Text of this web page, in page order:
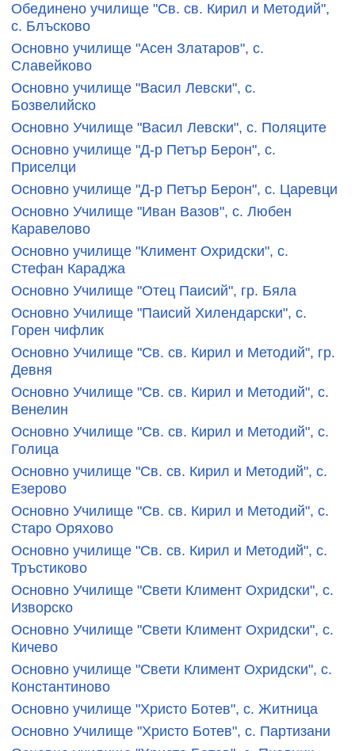
Обединено училище "Св. св. Кирил и Методий",
с. Блъсково
Основно училище "Асен Златаров", с.
Славейково
Основно училище "Васил Левски", с.
Бозвелийско
Основно Училище "Васил Левски", с. Поляците
Основно училище "Д-р Петър Берон", с.
Приселци
Основно училище "Д-р Петър Берон", с. Царевци
Основно Училище "Иван Вазов", с. Любен
Каравелово
Основно училище "Климент Охридски", с.
Стефан Караджа
Основно Училище "Отец Паисий", гр. Бяла
Основно Училище "Паисий Хилендарски", с.
Горен чифлик
Основно Училище "Св. св. Кирил и Методий", гр.
Девня
Основно Училище "Св. св. Кирил и Методий", с.
Венелин
Основно Училище "Св. св. Кирил и Методий", с.
Голица
Основно училище "Св. св. Кирил и Методий", с.
Езерово
Основно Училище "Св. св. Кирил и Методий", с.
Старо Оряхово
Основно училище "Св. св. Кирил и Методий", с.
Тръстиково
Основно Училище "Свети Климент Охридски", с.
Изворско
Основно Училище "Свети Климент Охридски", с.
Кичево
Основно училище "Свети Климент Охридски", с.
Константиново
Основно училище "Христо Ботев", с. Житница
Основно Училище "Христо Ботев", с. Партизани